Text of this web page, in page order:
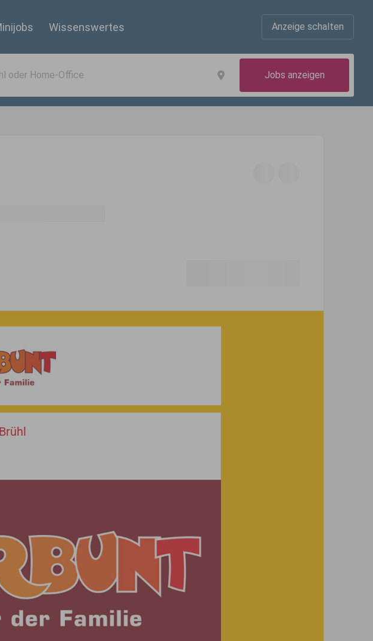
Wissenswertes Anzeige schalten
Jobs anzeigen